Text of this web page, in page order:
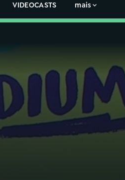
VIDEOCASTS mais